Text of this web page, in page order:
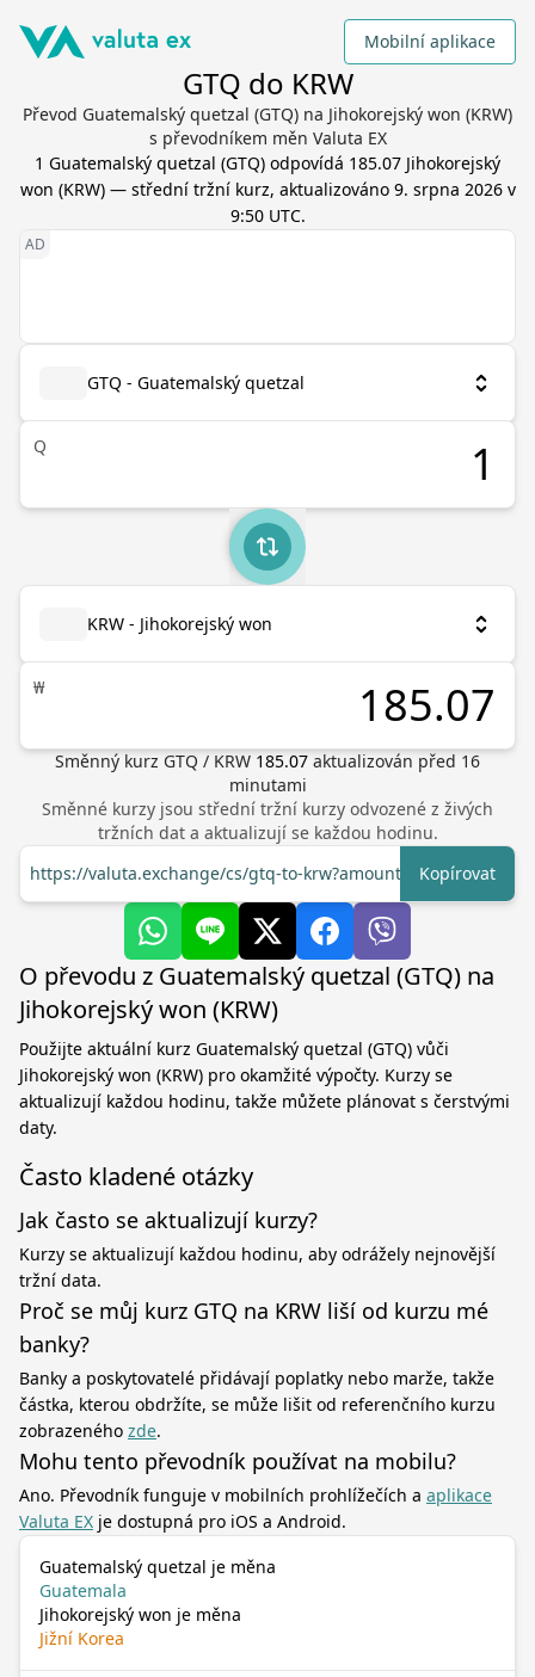
Mobilní aplikace
GTQ do KRW
Převod Guatemalský quetzal (GTQ) na Jihokorejský won (KRW)
s převodníkem měn Valuta EX
1 Guatemalský quetzal (GTQ) odpovídá 185.07 Jihokorejský
won (KRW) — střední tržní kurz, aktualizováno 9. srpna 2026 v
9:50 UTC.
GTQ - Guatemalský quetzal
Q
KRW - Jihokorejský won
₩
Směnný kurz GTQ / KRW 185.07 aktualizován před 16
minutami
Směnné kurzy jsou střední tržní kurzy odvozené z živých
tržních dat a aktualizují se každou hodinu.
https://valuta.exchange/cs/gtq-to-krw?amount=1 Kopírovat
O převodu z Guatemalský quetzal (GTQ) na
Jihokorejský won (KRW)
Použijte aktuální kurz Guatemalský quetzal (GTQ) vůči
Jihokorejský won (KRW) pro okamžité výpočty. Kurzy se
aktualizují každou hodinu, takže můžete plánovat s čerstvými
daty.
Často kladené otázky
Jak často se aktualizují kurzy?
Kurzy se aktualizují každou hodinu, aby odrážely nejnovější
tržní data.
Proč se můj kurz GTQ na KRW liší od kurzu mé
banky?
Banky a poskytovatelé přidávají poplatky nebo marže, takže
částka, kterou obdržíte, se může lišit od referenčního kurzu
zobrazeného zde.
Mohu tento převodník používat na mobilu?
Ano. Převodník funguje v mobilních prohlížečích a aplikace
Valuta EX je dostupná pro iOS a Android.
Guatemalský quetzal je měna
Guatemala
Jihokorejský won je měna
Jižní Korea